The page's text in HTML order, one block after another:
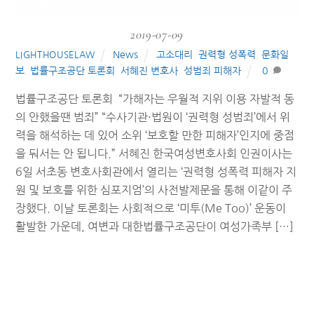
2019-07-09
LIGHTHOUSELAW News 고소대리 권력형 성폭력
문화일
보
법률구조공단 토론회 서혜진 변호사 성범죄 피해자 0
법률구조공단 토론회 “가해자는 우월적 지위 이용 자발적 동
의 안했을땐 범죄” “수사기관·법원이 ‘권력형 성범죄’에서 위
력을 해석하는 데 있어 소위 ‘보호할 만한 피해자’인지에 중점
을 둬서는 안 됩니다.” 서혜진 한국여성변호사회 인권이사는
6일 서초동 변호사회관에서 열리는 ‘권력형 성폭력 피해자 지
원 및 보호를 위한 심포지엄’의 사전발제문을 통해 이같이 주
장했다. 이날 토론회는 사회적으로 ‘미투(Me Too)’ 운동이
활발한 가운데, 여변과 대한법률구조공단이 여성가족부 […]